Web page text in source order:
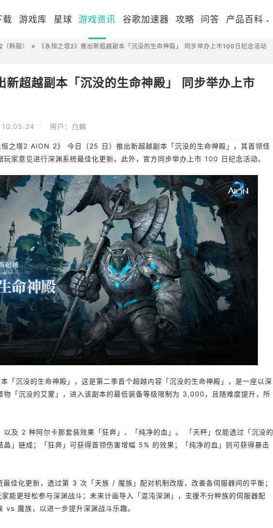
载 游戏库 星球 游戏资讯 谷歌加速器 攻略 问答 产品百科
韩服） 《永恒之塔2》推出新超越副本「沉没的生命神殿」 同步举办上市100日纪念活动
新超越副本「沉没的生命神殿」 同步举办上市
用户：白麟
之塔2 AION 2》 今日（25 日）推出新超越副本「沉没的生命神殿」，其首领怪
家意见进行深渊系统最佳化更新。此外，官方同步举办上市 100 日纪念活动。
「沉没的生命神殿」，这是第二季首个超越内容「沉没的生命神殿」，是一座以深
物「沉没的艾蒙」，进入该副本的最低装备等级限制为 3,000，且随难度提升，所
以及 2 种阿尔卡那套装效果「狂奔」、「纯净的血」。 「天秤」仅能透过「沉没的
晶」链成；「狂奔」可获得首领伤害增幅 5% 的效果；「纯净的血」则可获得暴击
佳化更新，透过第 3 次「天族 / 魔族」配对机制改版，改善各伺服器间的平衡；
能更轻松参与深渊战斗；未来计画导入「混沌深渊」，支援不分种族的伺服器配
魔族，以进一步提升深渊战斗乐趣。